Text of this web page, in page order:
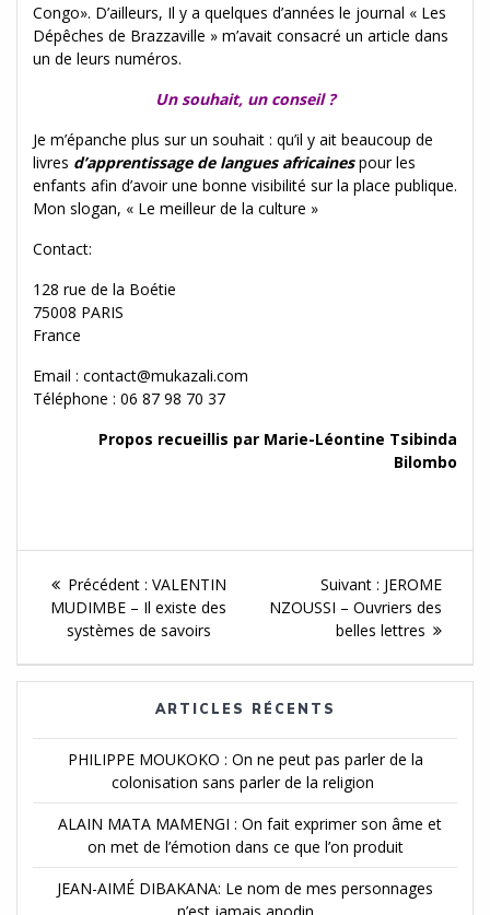
Congo». D’ailleurs, Il y a quelques d’années le journal « Les
Dépêches de Brazzaville » m’avait consacré un article dans
un de leurs numéros.
Un souhait, un conseil ?
Je m’épanche plus sur un souhait : qu’il y ait beaucoup de
livres d’apprentissage de langues africainespour les
enfants afin d’avoir une bonne visibilité sur la place publique.
Mon slogan, « Le meilleur de la culture »
Contact:
128 rue de la Boétie
75008 PARIS
France
Email : contact@mukazali.com
Téléphone : 06 87 98 70 37
Propos recueillis par Marie-Léontine Tsibinda
Bilombo
Navigation
de
l'article
Précédent : Article
précédent :
VALENTIN
MUDIMBE – Il existe des
systèmes de savoirs
Suivant : Article
Suivant :
JEROME
NZOUSSI – Ouvriers des
belles lettres
ARTICLES RÉCENTS
PHILIPPE MOUKOKO : On ne peut pas parler de la
colonisation sans parler de la religion
ALAIN MATA MAMENGI : On fait exprimer son âme et
on met de l’émotion dans ce que l’on produit
JEAN-AIMÉ DIBAKANA: Le nom de mes personnages
n’est jamais anodin